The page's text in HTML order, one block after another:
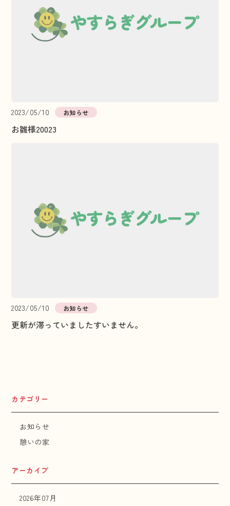
2023/05/10 お知らせ
お雛様20023
2023/05/10 お知らせ
更新が滞っていましたすいません。
カテゴリー
お知らせ
憩いの家
アーカイブ
2026年07月